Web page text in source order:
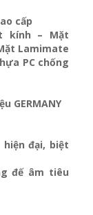
cấp
kính – Mặt
Lamimate
PC chống
GERMANY
đại, biệt
đế âm tiêu